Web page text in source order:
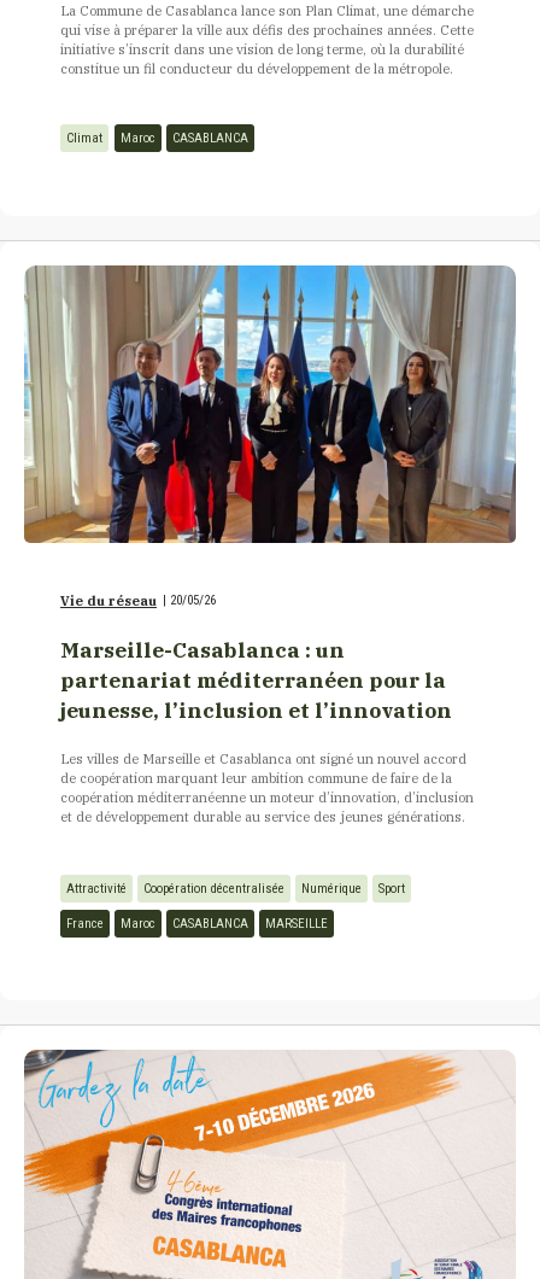
La Commune de Casablanca lance son Plan Climat, une démarche
qui vise à préparer la ville aux défis des prochaines années. Cette
initiative s’inscrit dans une vision de long terme, où la durabilité
constitue un fil conducteur du développement de la métropole.
Climat Maroc CASABLANCA
Vie du réseau | 20/05/26
Marseille-Casablanca : un
partenariat méditerranéen pour la
jeunesse, l’inclusion et l’innovation
Les villes de Marseille et Casablanca ont signé un nouvel accord
de coopération marquant leur ambition commune de faire de la
coopération méditerranéenne un moteur d’innovation, d’inclusion
et de développement durable au service des jeunes générations.
Attractivité Coopération décentralisée Numérique Sport
France Maroc CASABLANCA MARSEILLE